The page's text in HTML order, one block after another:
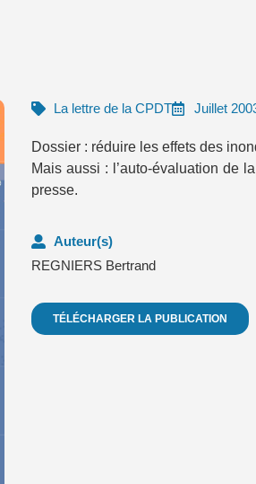
La lettre de la CPDT Juillet
Dossier : réduire les effets des
Mais aussi : l’auto-évaluation de
presse.
Auteur(s)
REGNIERS Bertrand
TÉLÉCHARGER LA PUBLICATION